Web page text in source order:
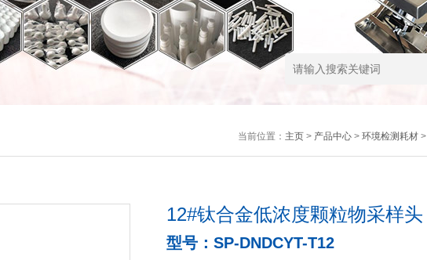
当前位置： 主页> 产品中心> 环境检测耗材>
12#钛合金低浓度颗粒物采样头
型号：SP-DNDCYT-T12